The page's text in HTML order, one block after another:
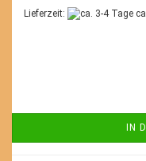
Lieferzeit:
IN